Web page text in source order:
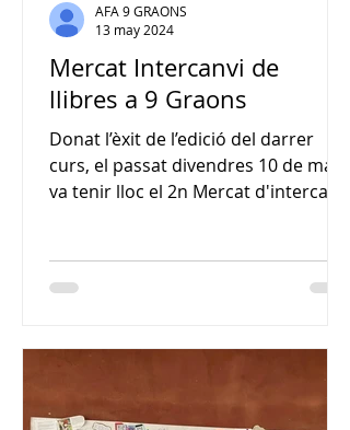
Mercat Intercanvi de
llibres a 9 Graons
Donat l’èxit de l’edició del darrer
curs, el passat divendres 10 de maig
va tenir lloc el 2n Mercat d'intercanvi
AFA 9 GRAONS
13 may 2024